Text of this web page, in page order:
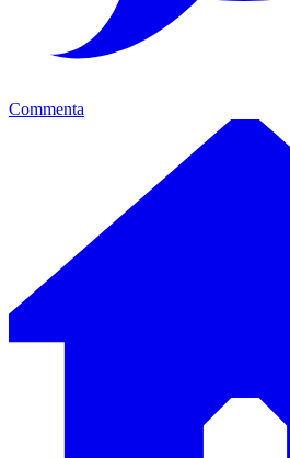
Commenta